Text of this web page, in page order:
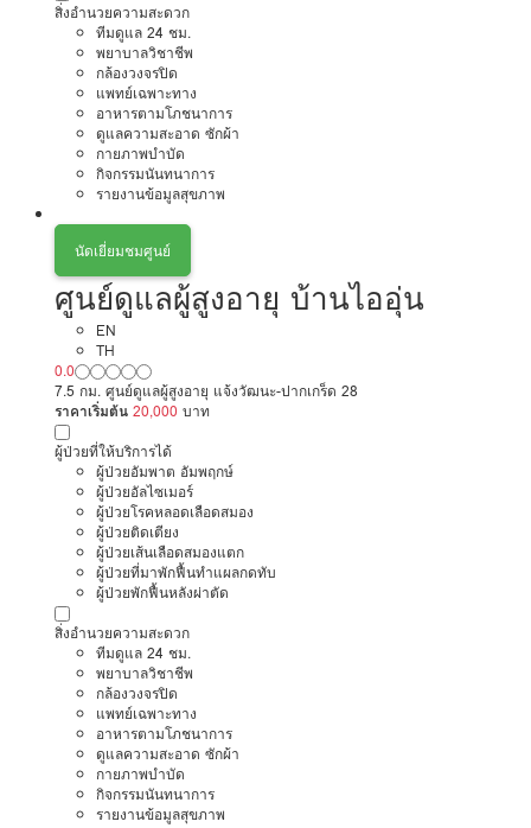
สิ่งอำนวยความสะดวก
ทีมดูแล 24 ชม.
พยาบาลวิชาชีพ
กล้องวงจรปิด
แพทย์เฉพาะทาง
อาหารตามโภชนาการ
ดูแลความสะอาด ซักผ้า
กายภาพบำบัด
กิจกรรมนันทนาการ
รายงานข้อมูลสุขภาพ
นัดเยี่ยมชมศูนย์
ศูนย์ดูแลผู้สูงอายุ บ้านไออุ่น
EN
TH
0.0
7.5 กม. ศูนย์ดูแลผู้สูงอายุ แจ้งวัฒนะ-ปากเกร็ด 28
ราคาเริ่มต้น 20,000 บาท
ผู้ป่วยที่ให้บริการได้
ผู้ป่วยอัมพาต อัมพฤกษ์
ผู้ป่วยอัลไซเมอร์
ผู้ป่วยโรคหลอดเลือดสมอง
ผู้ป่วยติดเตียง
ผู้ป่วยเส้นเลือดสมองแตก
ผู้ป่วยที่มาพักฟื้นทำแผลกดทับ
ผู้ป่วยพักฟื้นหลังผ่าตัด
สิ่งอำนวยความสะดวก
ทีมดูแล 24 ชม.
พยาบาลวิชาชีพ
กล้องวงจรปิด
แพทย์เฉพาะทาง
อาหารตามโภชนาการ
ดูแลความสะอาด ซักผ้า
กายภาพบำบัด
กิจกรรมนันทนาการ
รายงานข้อมูลสุขภาพ